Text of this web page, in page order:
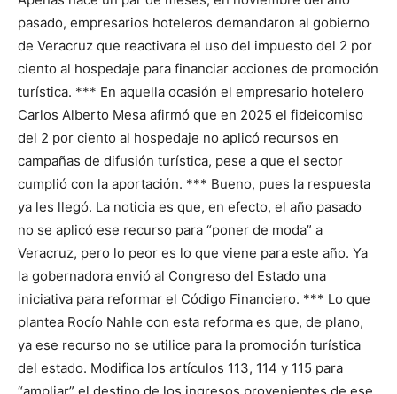
pasado, empresarios hoteleros demandaron al gobierno
de Veracruz que reactivara el uso del impuesto del 2 por
ciento al hospedaje para financiar acciones de promoción
turística. *** En aquella ocasión el empresario hotelero
Carlos Alberto Mesa afirmó que en 2025 el fideicomiso
del 2 por ciento al hospedaje no aplicó recursos en
campañas de difusión turística, pese a que el sector
cumplió con la aportación. *** Bueno, pues la respuesta
ya les llegó. La noticia es que, en efecto, el año pasado
no se aplicó ese recurso para “poner de moda” a
Veracruz, pero lo peor es lo que viene para este año. Ya
la gobernadora envió al Congreso del Estado una
iniciativa para reformar el Código Financiero. *** Lo que
plantea Rocío Nahle con esta reforma es que, de plano,
ya ese recurso no se utilice para la promoción turística
del estado. Modifica los artículos 113, 114 y 115 para